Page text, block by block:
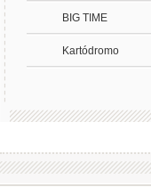
BIG TIME
Kartódromo